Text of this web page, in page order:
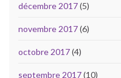
décembre 2017(5)
novembre 2017(6)
octobre 2017(4)
septembre 2017(10)